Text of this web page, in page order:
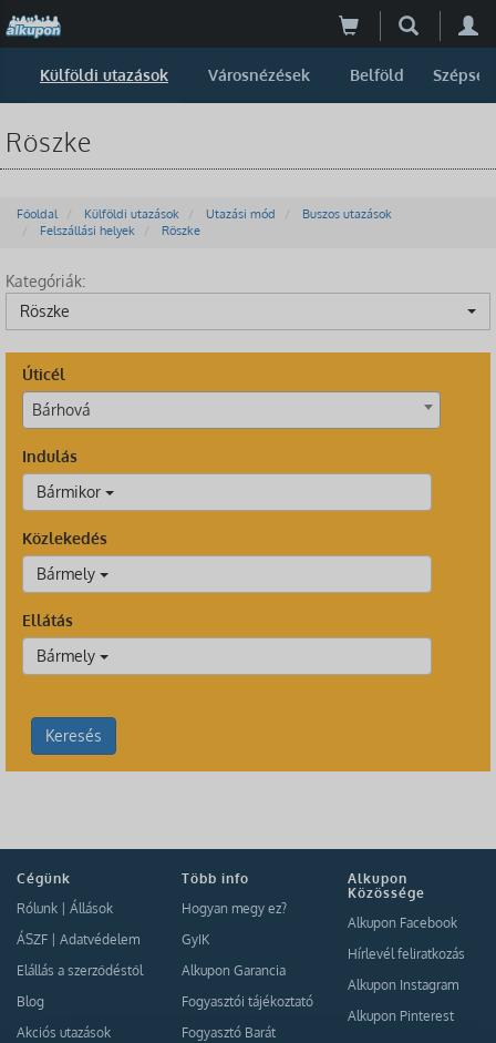
Külföldi utazások Városnézések Belföld Szépség
Röszke
Főoldal Külföldi utazások Utazási mód
Buszos utazások
Felszállási helyek
Röszke
Kategóriák:
Röszke
Úticél
Bárhová
Indulás
Bármikor
Közlekedés
Bármely
Ellátás
Bármely
Keresés
Cégünk
Rólunk
Állások
ÁSZF
Adatvédelem
Elállás a szerződéstől
Blog
Akciós utazások
Több info
Hogyan megy ez?
GyIK
Alkupon Garancia
Fogyasztói tájékoztató
Fogyasztó Barát
Alkupon
Közössége
Alkupon Facebook
Hírlevél feliratkozás
Alkupon Instagram
Alkupon Pinterest